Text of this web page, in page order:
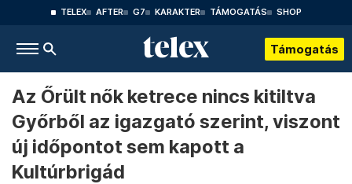
TELEX AFTER G7 KARAKTER TÁMOGATÁS SHOP
Támogatás
Az Őrült nők ketrece nincs kitiltva
Győrből az igazgató szerint, viszont
új időpontot sem kapott a
Kultúrbrigád